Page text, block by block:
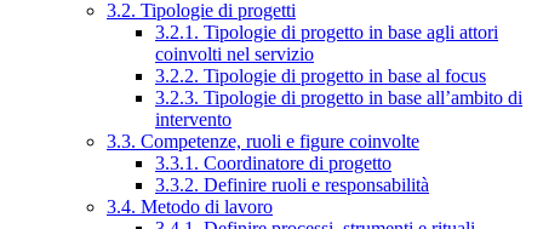
3.2. Tipologie di progetti
3.2.1. Tipologie di progetto in base agli attori
coinvolti nel servizio
3.2.2. Tipologie di progetto in base al focus
3.2.3. Tipologie di progetto in base all’ambito di
intervento
3.3. Competenze, ruoli e figure coinvolte
3.3.1. Coordinatore di progetto
3.3.2. Definire ruoli e responsabilità
3.4. Metodo di lavoro